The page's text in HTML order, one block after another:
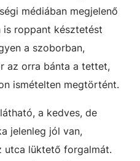
médiában megjelenő
roppant késztetést
a szoborban,
az orra bánta a tettet,
ismételten megtörtént.
a kedves, de
jelenleg jól van,
utca lüktető forgalmát.